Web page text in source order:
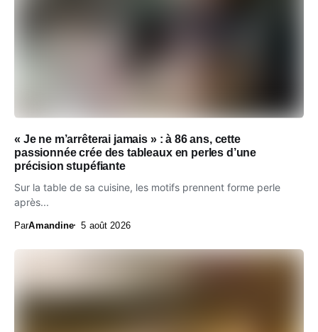
« Je ne m’arrêterai jamais » : à 86 ans, cette
passionnée crée des tableaux en perles d’une
précision stupéfiante
Sur la table de sa cuisine, les motifs prennent forme perle
après...
ParAmandine 5 août 2026